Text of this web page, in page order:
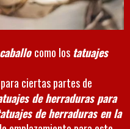
como lostatuajes
ciertas partes de
de herraduras para
de herraduras en la